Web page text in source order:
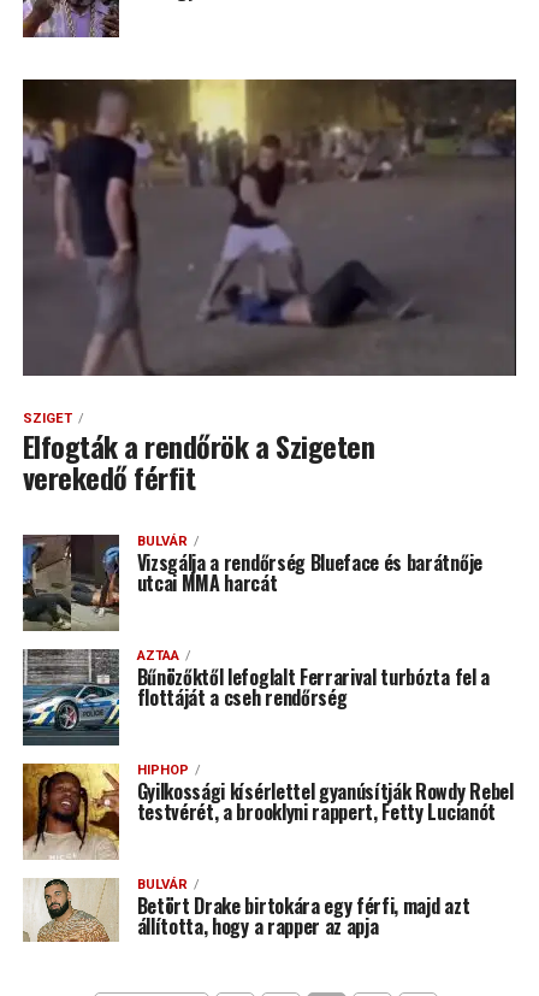
SZIGET
Elfogták a rendőrök a Szigeten
verekedő férfit
BULVÁR
Vizsgálja a rendőrség Blueface és barátnője
utcai MMA harcát
AZTAA
Bűnözőktől lefoglalt Ferrarival turbózta fel a
flottáját a cseh rendőrség
HIPHOP
Gyilkossági kísérlettel gyanúsítják Rowdy Rebel
testvérét, a brooklyni rappert, Fetty Lucianót
BULVÁR
Betört Drake birtokára egy férfi, majd azt
állította, hogy a rapper az apja